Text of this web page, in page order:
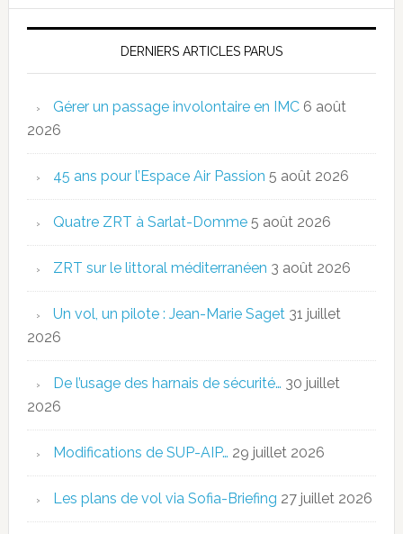
DERNIERS ARTICLES PARUS
Gérer un passage involontaire en IMC 6 août
2026
45 ans pour l’Espace Air Passion 5 août 2026
Quatre ZRT à Sarlat-Domme 5 août 2026
ZRT sur le littoral méditerranéen 3 août 2026
Un vol, un pilote : Jean-Marie Saget 31 juillet
2026
De l’usage des harnais de sécurité… 30 juillet
2026
Modifications de SUP-AIP… 29 juillet 2026
Les plans de vol via Sofia-Briefing 27 juillet 2026